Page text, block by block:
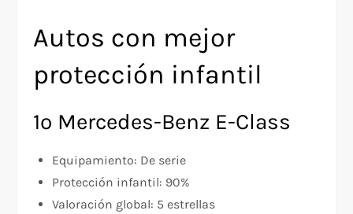
Autos con mejor
protección infantil
1º Mercedes-Benz E-Class
Equipamiento: De serie
Protección infantil: 90%
Valoración global: 5 estrellas